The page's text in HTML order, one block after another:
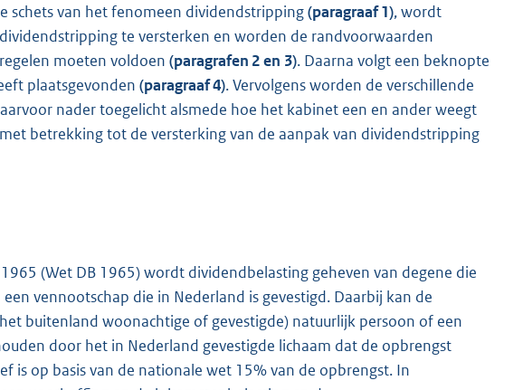
schets van het fenomeen dividendstripping(paragraaf 1), wordt
te versterken en worden de randvoorwaarden
moeten voldoen (paragrafen 2 en 3). Daarna volgt een beknopte
plaatsgevonden (paragraaf 4). Vervolgens worden de verschillende
nader toegelicht alsmede hoe het kabinet een en ander weegt
betrekking tot de versterking van de aanpak van dividendstripping
(Wet DB 1965) wordt dividendbelasting geheven van degene die
vennootschap die in Nederland is gevestigd. Daarbij kan de
buitenland woonachtige of gevestigde) natuurlijk persoon of een
door het in Nederland gevestigde lichaam dat de opbrengst
is op basis van de nationale wet 15% van de opbrengst. In